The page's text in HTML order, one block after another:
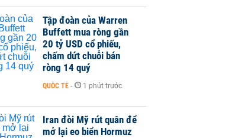
Tập đoàn của Warren
Buffett mua ròng gần
20 tỷ USD cổ phiếu,
chấm dứt chuỗi bán
ròng 14 quý
QUỐC TẾ - 1 phút trước
Iran đòi Mỹ rút quân để
mở lại eo biển Hormuz